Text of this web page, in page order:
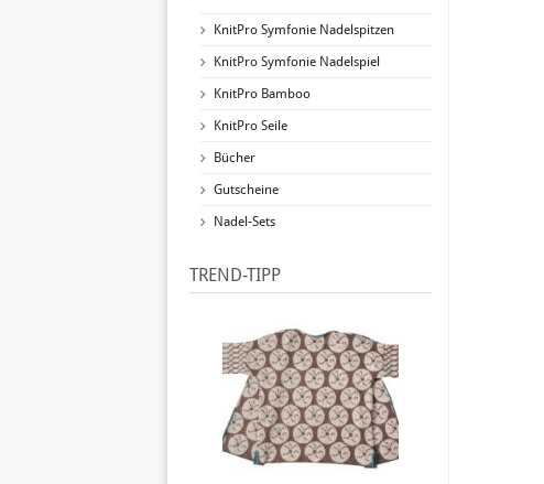
KnitPro Symfonie Nadelspitzen
KnitPro Symfonie Nadelspiel
KnitPro Bamboo
KnitPro Seile
Bücher
Gutscheine
Nadel-Sets
TREND-TIPP